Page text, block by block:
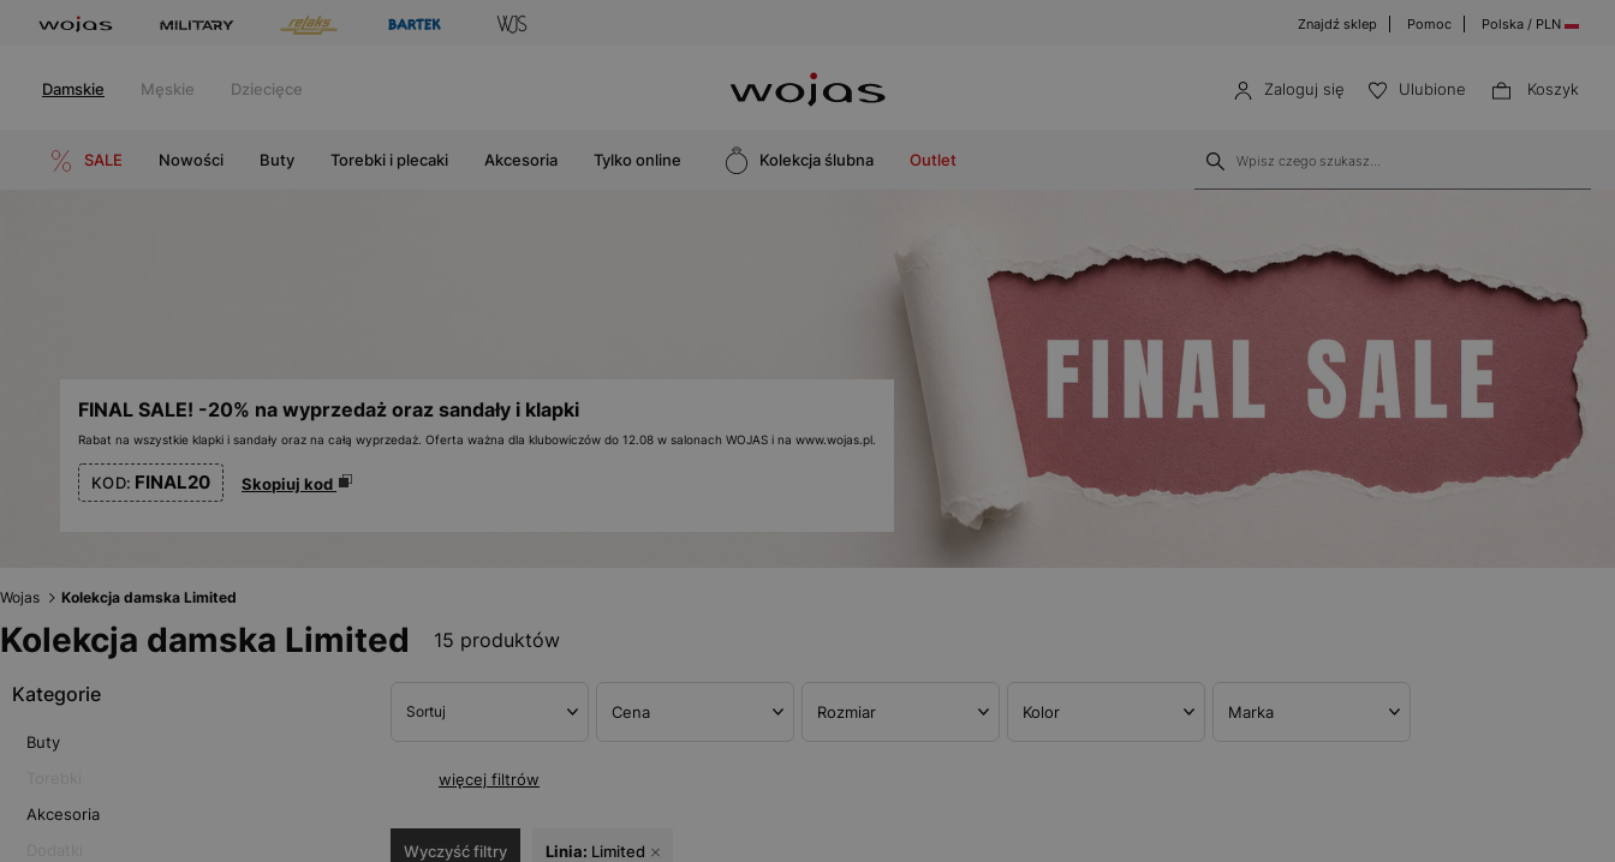
Znajdź sklep Pomoc Polska / PLN
Damskie Męskie Dziecięce Zaloguj się Ulubione Koszyk
SALE Nowości Buty Torebki i plecaki Akcesoria Tylko online Kolekcja ślubna Outlet
FINAL SALE! -20% na wyprzedaż oraz sandały i klapki
Rabat na wszystkie klapki i sandały oraz na całą wyprzedaż. Oferta ważna dla klubowiczów do 12.08 w salonach WOJAS i na www.wojas.pl.
KOD: FINAL20 Skopiuj kod
Wojas Kolekcja damska Limited
Kolekcja damska Limited 15 produktów
Kategorie
Buty
Akcesoria
Sortuj Cena Rozmiar Kolor Marka
więcej filtrów
Wyczyść filtry Linia: Limited